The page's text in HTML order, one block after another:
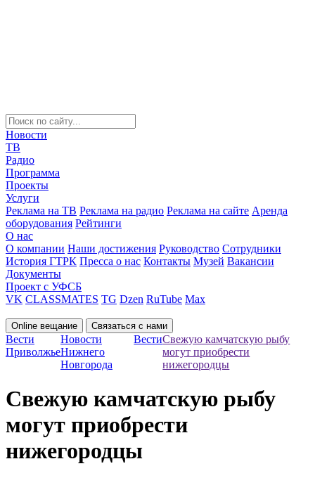
Новости
ТВ
Радио
Программа
Проекты
Услуги
Реклама на ТВ Реклама на радио Реклама на сайте Аренда
оборудования Рейтинги
О нас
О компании Наши достижения Руководство Сотрудники
История ГТРК Пресса о нас Контакты Музей Вакансии
Документы
Проект с УФСБ
VK CLASSMATES TG Dzen RuTube Max
Online вещание Связаться с нами
Вести
Приволжье
Новости
Нижнего
Новгорода
ВестиСвежую камчатскую рыбу
могут приобрести
нижегородцы
Свежую камчатскую рыбу
могут приобрести
нижегородцы